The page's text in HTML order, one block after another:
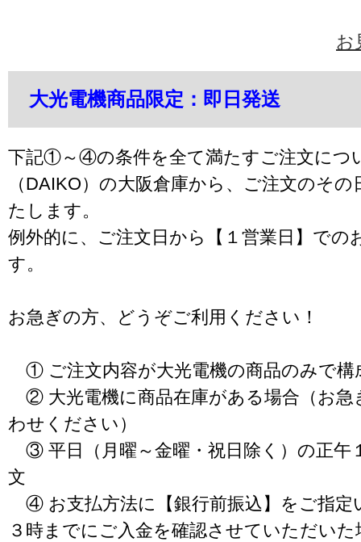
お
大光電機商品限定：即日発送
下記①～④の条件を全て満たすご注文につ
（DAIKO）の大阪倉庫から、ご注文のそ
たします。
例外的に、ご注文日から【１営業日】での
す。
お急ぎの方、どうぞご利用ください！
① ご注文内容が大光電機の商品のみで構
② 大光電機に商品在庫がある場合（お急
わせください）
③ 平日（月曜～金曜・祝日除く）の正午
文
④ お支払方法に【銀行前振込】をご指定
３時までにご入金を確認させていただいた